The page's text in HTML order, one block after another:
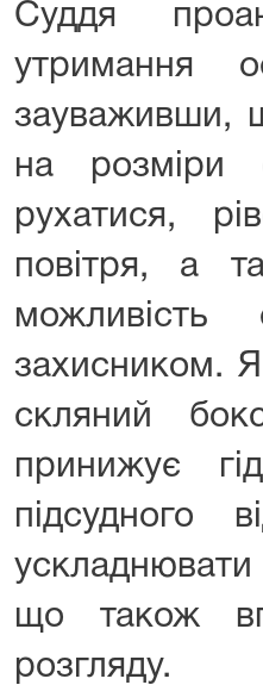
Суддя
утримання
зауваживши,
на розміри
рухатися,
повітря, а
можливість
захисником.
скляний
принижує
підсудного
ускладнювати
що також
розгляду.